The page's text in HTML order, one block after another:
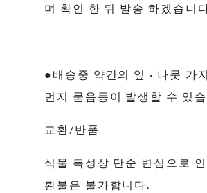
며 확인 한 뒤 발송 하겠습니
●배송중 약간의 잎 · 나뭇 가
먼지 묻음등이 발생할 수 있
교환/반품
식물 특성상 단순 변심으로
환불은 불가합니다.